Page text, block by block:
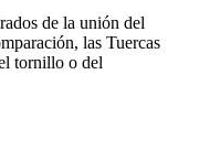
de la unión del
las Tuercas
tornillo o del